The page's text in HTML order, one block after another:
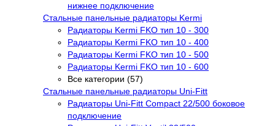
нижнее подключение
Стальные панельные радиаторы Kermi
Радиаторы Kermi FKO тип 10 - 300
Радиаторы Kermi FKO тип 10 - 400
Радиаторы Kermi FKO тип 10 - 500
Радиаторы Kermi FKO тип 10 - 600
Все категории (57)
Стальные панельные радиаторы Uni-Fitt
Радиаторы Uni-Fitt Compact 22/500 боковое
подключение